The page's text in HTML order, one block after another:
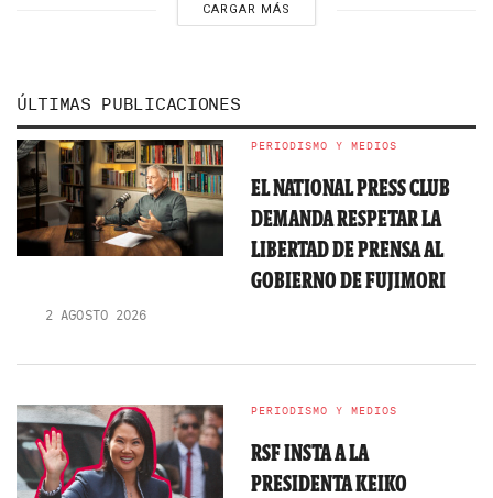
CARGAR MÁS
ÚLTIMAS PUBLICACIONES
PERIODISMO Y MEDIOS
EL NATIONAL PRESS CLUB
DEMANDA RESPETAR LA
LIBERTAD DE PRENSA AL
GOBIERNO DE FUJIMORI
2 AGOSTO 2026
PERIODISMO Y MEDIOS
RSF INSTA A LA
PRESIDENTA KEIKO